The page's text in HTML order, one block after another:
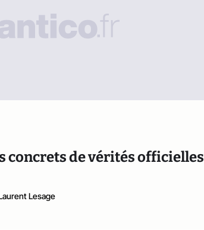
concrets de vérités officielles
Lesage